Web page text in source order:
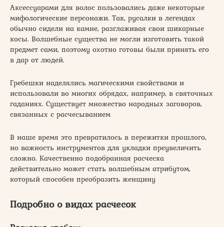
Аксессуарами для волос пользовались даже некоторые
мифологические персонажи. Так, русалки в легендах
обычно сидели на камне, разглаживая свои шикарные
косы. Волшебные существа не могли изготовить такой
предмет сами, поэтому охотно готовы были принять его
в дар от людей.
Гребешки наделялись магическими свойствами и
использовали во многих обрядах, например, в святочных
гаданиях. Существует множество народных заговоров,
связанных с расчесыванием
В наше время это превратилось в пережитки прошлого,
но важность инструментов для укладки преувеличить
сложно. Качественно подобранная расческа
действительно может стать волшебным атрибутом,
который способен преобразить женщину
Подробно о видах расчесок